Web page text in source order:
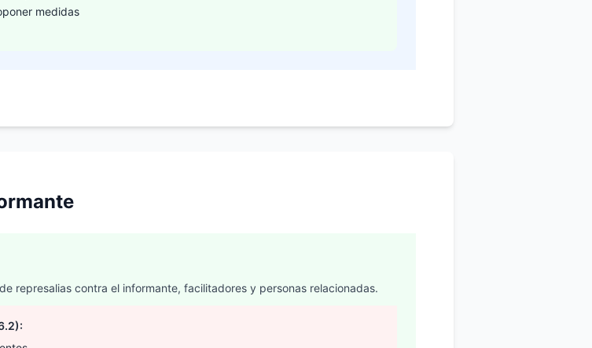
medidas
represalias contra el informante, facilitadores y personas relacionadas.